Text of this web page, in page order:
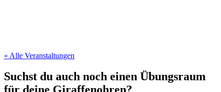
« Alle Veranstaltungen
Suchst du auch noch einen Übungsraum
für deine Giraffenohren?